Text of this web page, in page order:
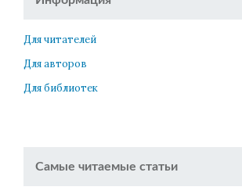
Для читателей
Для авторов
Для библиотек
Самые читаемые статьи